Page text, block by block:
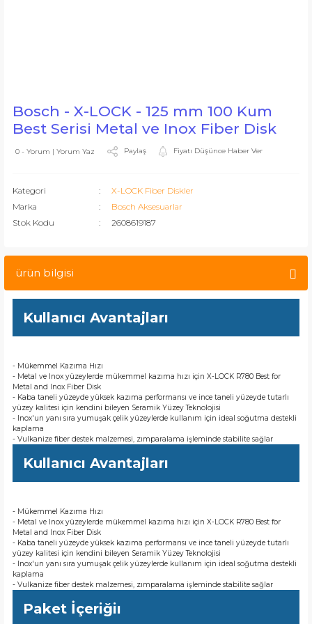
Bosch - X-LOCK - 125 mm 100 Kum
Best Serisi Metal ve Inox Fiber Disk
0 - Yorum | Yorum Yaz Paylaş Fiyatı Düşünce Haber Ver
Kategori
X-LOCK Fiber Diskler
Marka
Bosch Aksesuarlar
Stok Kodu
2608619187
ürün bilgisi
Kullanıcı Avantajları
- Mükemmel Kazıma Hızı
- Metal ve Inox yüzeylerde mükemmel kazıma hızı için X-LOCK R780 Best for
Metal and Inox Fiber Disk
- Kaba taneli yüzeyde yüksek kazıma performansı ve ince taneli yüzeyde tutarlı
yüzey kalitesi için kendini bileyen Seramik Yüzey Teknolojisi
- Inox'un yanı sıra yumuşak çelik yüzeylerde kullanım için ideal soğutma destekli
kaplama
- Vulkanize fiber destek malzemesi, zımparalama işleminde stabilite sağlar
Kullanıcı Avantajları
- Mükemmel Kazıma Hızı
- Metal ve Inox yüzeylerde mükemmel kazıma hızı için X-LOCK R780 Best for
Metal and Inox Fiber Disk
- Kaba taneli yüzeyde yüksek kazıma performansı ve ince taneli yüzeyde tutarlı
yüzey kalitesi için kendini bileyen Seramik Yüzey Teknolojisi
- Inox'un yanı sıra yumuşak çelik yüzeylerde kullanım için ideal soğutma destekli
kaplama
- Vulkanize fiber destek malzemesi, zımparalama işleminde stabilite sağlar
Paket İçeriğiı